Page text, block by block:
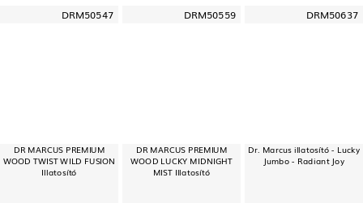
DRM50547
DR MARCUS PREMIUM
WOOD TWIST WILD FUSION
Illatosító
DRM50559
DR MARCUS PREMIUM
WOOD LUCKY MIDNIGHT
MIST Illatosító
DRM50637
Dr. Marcus illatosító - Lucky
Jumbo - Radiant Joy